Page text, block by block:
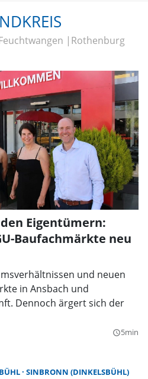
Rothenburg
Eigentümern:
Baufachmärkte neu
und neuen
in Ansbach und
Dennoch ärgert sich der
query_builder5min
SINBRONN (DINKELSBÜHL)